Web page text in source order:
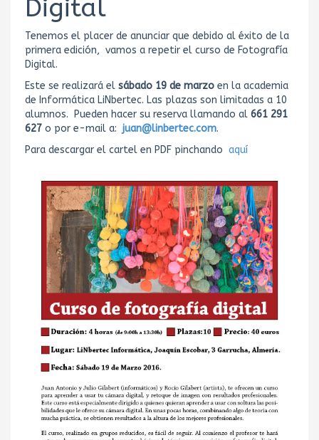
Digital
Tenemos el placer de anunciar que debido al éxito de la
primera edición, vamos a repetir el curso de Fotografía
Digital.
Este se realizará el sábado 19 de marzo en la academia
de Informática LiNbertec. Las plazas son limitadas a 10
alumnos. Pueden hacer su reserva llamando al 661 291
627 o por e-mail a: juan@linbertec.com.
Para descargar el cartel en PDF pinchando aquí